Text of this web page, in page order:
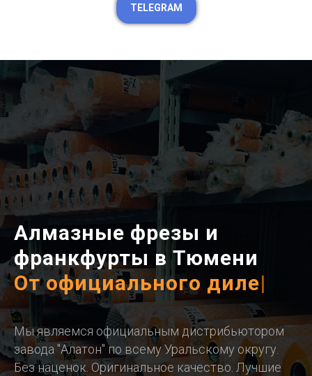
TELEGRAM
Алмазные фрезы и
франкфурты в Тюмени
От официального дилера
Мы являемся официальным дистрибьютором
завода "Алатон" по всему Уральскому округу.
Без наценок. Оригинальное качество. Лучшие